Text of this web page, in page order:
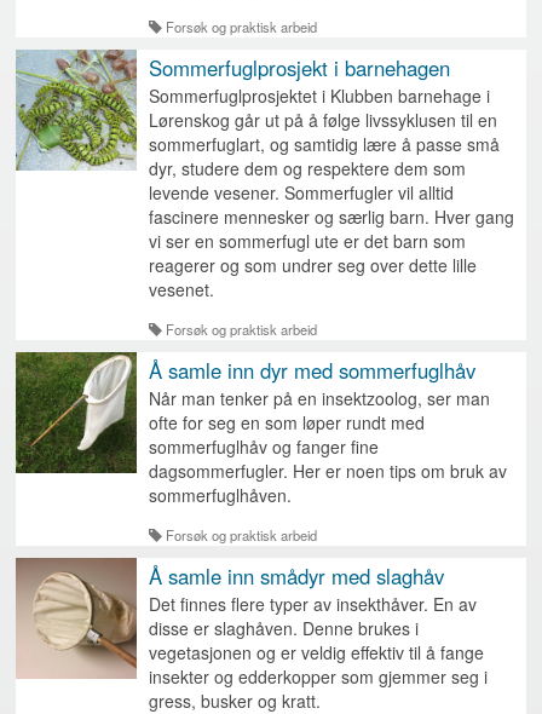
Forsøk og praktisk arbeid
Sommerfuglprosjekt i barnehagen
Sommerfuglprosjektet i Klubben barnehage i
Lørenskog går ut på å følge livssyklusen til en
sommerfuglart, og samtidig lære å passe små
dyr, studere dem og respektere dem som
levende vesener. Sommerfugler vil alltid
fascinere mennesker og særlig barn. Hver gang
vi ser en sommerfugl ute er det barn som
reagerer og som undrer seg over dette lille
vesenet.
Forsøk og praktisk arbeid
Å samle inn dyr med sommerfuglhåv
Når man tenker på en insektzoolog, ser man
ofte for seg en som løper rundt med
sommerfuglhåv og fanger fine
dagsommerfugler. Her er noen tips om bruk av
sommerfuglhåven.
Forsøk og praktisk arbeid
Å samle inn smådyr med slaghåv
Det finnes flere typer av insekthåver. En av
disse er slaghåven. Denne brukes i
vegetasjonen og er veldig effektiv til å fange
insekter og edderkopper som gjemmer seg i
gress, busker og kratt.